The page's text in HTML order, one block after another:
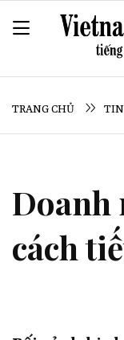
TRANG CHỦ
Doanh
cách